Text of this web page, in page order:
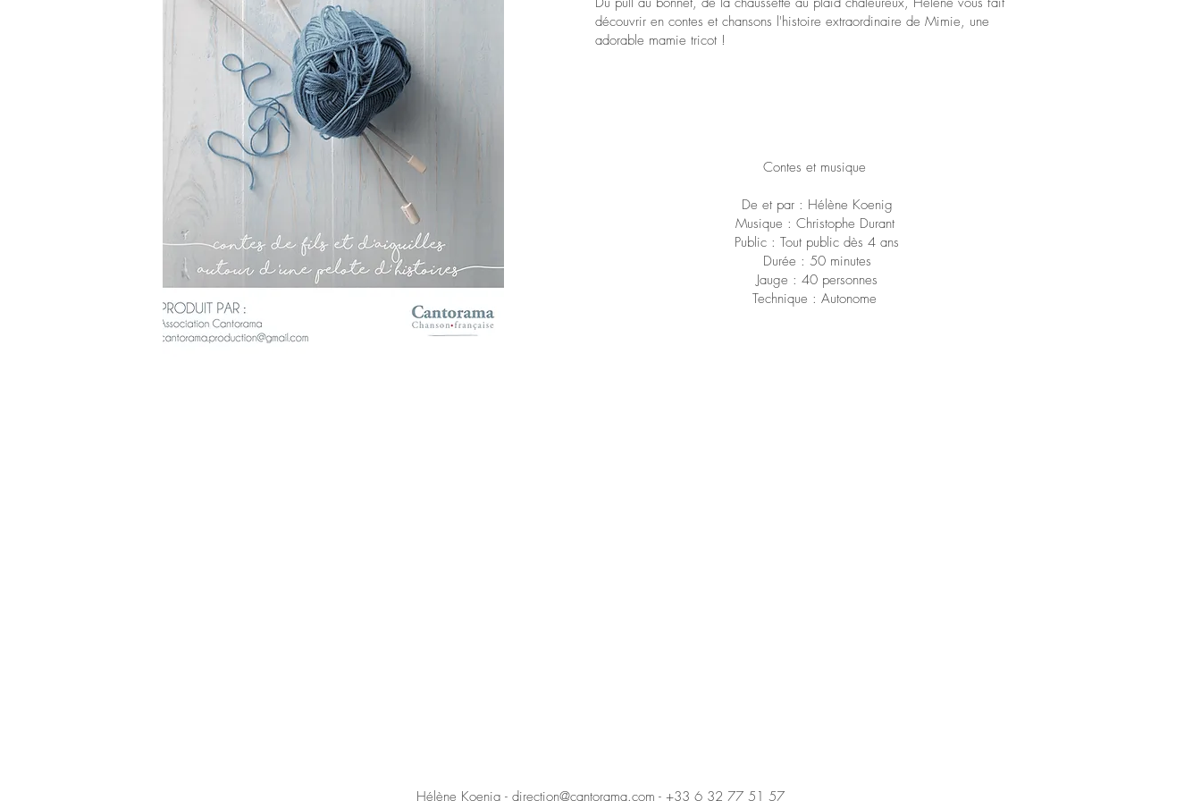
découvrir en contes et chansons l'histoire extraordinaire de Mimie, une
adorable mamie tricot !
Contes et musique
De et par : Hélène Koenig
Musique : Christophe Durant
Public : Tout public dès 4 ans
Durée : 50 minutes
Jauge : 40 personnes
Technique : Autonome
Hélène Koenig - direction@cantorama.com - +33 6 32 77 51 57